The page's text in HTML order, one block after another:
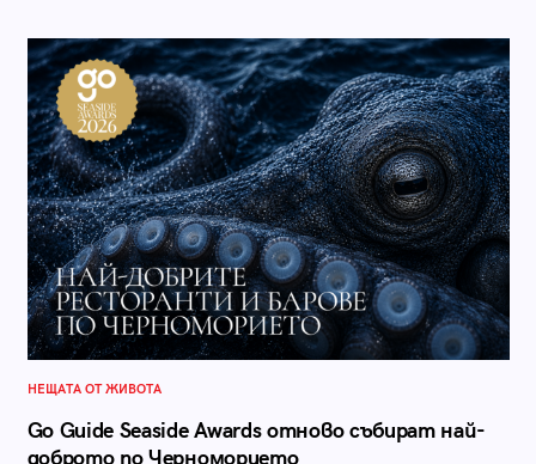
НЕЩАТА ОТ ЖИВОТА
Go Guide Seaside Awards отново събират най-
доброто по Черноморието